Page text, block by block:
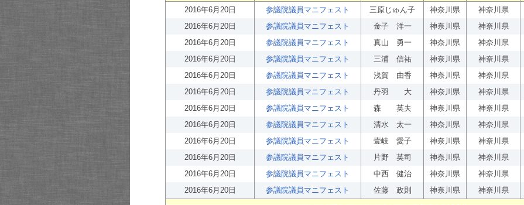
2016年6月20日
参議院議員マニフェスト 三原じゅん子 神奈川県 神奈川県
2016年6月20日
参議院議員マニフェスト 金子 洋一 神奈川県 神奈川県
2016年6月20日
参議院議員マニフェスト 真山 勇一 神奈川県 神奈川県
2016年6月20日
参議院議員マニフェスト 三浦 信祐 神奈川県 神奈川県
2016年6月20日
参議院議員マニフェスト 浅賀 由香 神奈川県 神奈川県
2016年6月20日
参議院議員マニフェスト 丹羽 大 神奈川県 神奈川県
2016年6月20日
参議院議員マニフェスト 森 英夫 神奈川県 神奈川県
2016年6月20日
参議院議員マニフェスト 清水 太一 神奈川県 神奈川県
2016年6月20日
参議院議員マニフェスト 壹岐 愛子 神奈川県 神奈川県
2016年6月20日
参議院議員マニフェスト 片野 英司 神奈川県 神奈川県
2016年6月20日
参議院議員マニフェスト 中西 健治 神奈川県 神奈川県
2016年6月20日
参議院議員マニフェスト 佐藤 政則 神奈川県 神奈川県